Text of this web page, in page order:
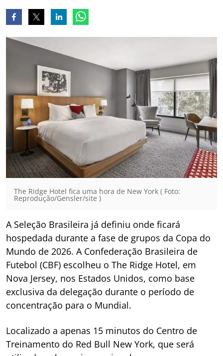
The Ridge Hotel fica uma hora de New York ( Foto:
Reprodução/Gensler/site )
A Seleção Brasileira já definiu onde ficará
hospedada durante a fase de grupos da Copa do
Mundo de 2026. A Confederação Brasileira de
Futebol (CBF) escolheu o The Ridge Hotel, em
Nova Jersey, nos Estados Unidos, como base
exclusiva da delegação durante o período de
concentração para o Mundial.
Localizado a apenas 15 minutos do Centro de
Treinamento do Red Bull New York, que será